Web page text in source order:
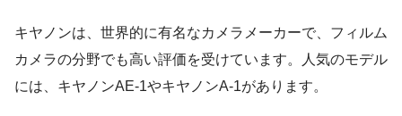
キヤノンは、世界的に有名なカメラメーカーで、フィルム
カメラの分野でも高い評価を受けています。人気のモデル
には、キヤノンAE-1やキヤノンA-1があります。